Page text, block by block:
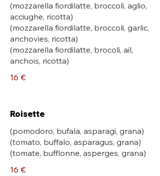
(mozzarella fiordilatte, broccoli, aglio,
acciughe, ricotta)
(mozzarella fiordilatte, broccoli, garlic,
anchovies, ricotta)
(mozzarella fiordilatte, brocoli, ail,
anchois, ricotta)
16 €
Roisette
(pomodoro, bufala, asparagi, grana)
(tomato, buffalo, asparagus, grana)
(tomate, bufflonne, asperges, grana)
16 €